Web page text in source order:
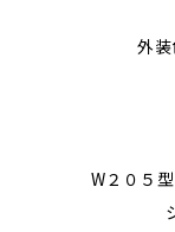
外
W２０５